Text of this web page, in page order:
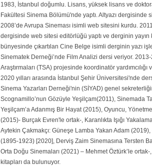
1983, İstanbul doğumlu. Lisans, yüksek lisans ve
Fakültesi Sinema Bölümü'nde yaptı. Altyazı dergisinde
2008’de Avrupa Sineması isimli web sitesini kurdu.
dergisinde web sitesi editörlüğü yaptı ve derginin yayın
bünyesinde çıkartılan Cine Belge isimli derginin yazı
Sinematek Derneği’nde Film Analizi dersi veriyor. 2013-
Araştırmaları (TSA) projesinde koordinatör
2020 yılları arasında İstanbul Şehir Üniversitesi'nde
Sinema Yazarları Derneği'nin (SİYAD) genel
Scognamillo’nun Gözüyle Yeşilçam(2011), Sinemada
Yeşilçam’a Adanmış Bir Hayat (2015), Oyuncu,
(2015)- Burçak Evren'le ortak-, Karanlıkta Işığı
Aytekin Çakmakçı: Güneşe Lamba Yakan Adam (2019),
(1895-1923) [2020], Derviş Zaim Sinemasına Tersten
Orta Doğu Sinemaları (2021) – Mehmet Öztürk’le
kitapları da bulunuyor.